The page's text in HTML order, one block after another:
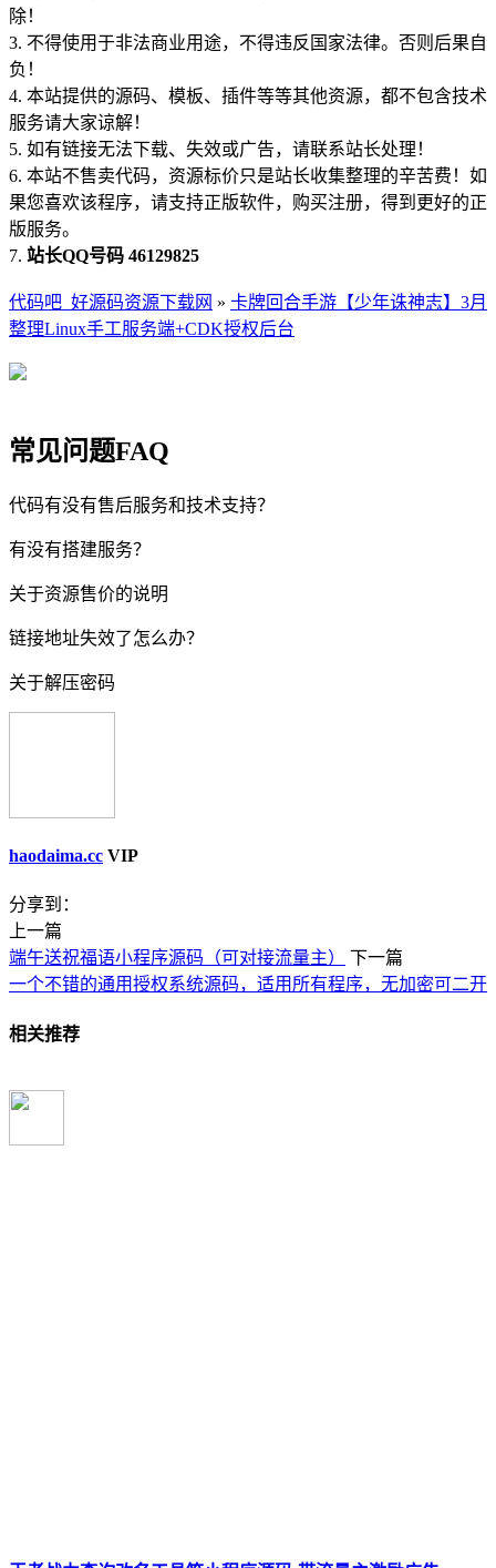
除！
3. 不得使用于非法商业用途，不得违反国家法律。否则后果自
负！
4. 本站提供的源码、模板、插件等等其他资源，都不包含技术
服务请大家谅解！
5. 如有链接无法下载、失效或广告，请联系站长处理！
6. 本站不售卖代码，资源标价只是站长收集整理的辛苦费！如
果您喜欢该程序，请支持正版软件，购买注册，得到更好的正
版服务。
7. 站长QQ号码 46129825
代码吧_好源码资源下载网 » 卡牌回合手游【少年诛神志】3月
整理Linux手工服务端+CDK授权后台
常见问题FAQ
代码有没有售后服务和技术支持？
有没有搭建服务？
关于资源售价的说明
链接地址失效了怎么办？
关于解压密码
haodaima.cc VIP
分享到：
上一篇
端午送祝福语小程序源码（可对接流量主）
下一篇
一个不错的通用授权系统源码，适用所有程序，无加密可二开
相关推荐